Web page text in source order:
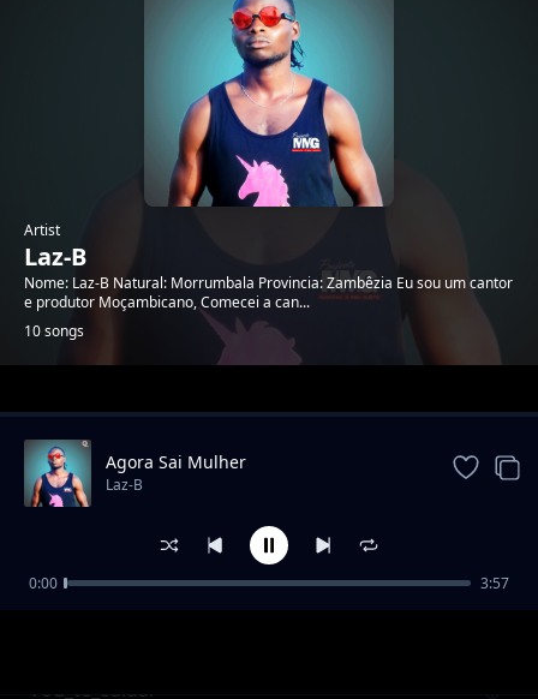
Artist
Laz-B
Nome: Laz-B Natural: Morrumbala Provincia: Zambêzia Eu sou um cantor
e produtor Moçambicano, Comecei a can...
10 songs
Trending
Vou_te_cuidar
Agora Sai Mulher
Laz-B
0:00 3:57